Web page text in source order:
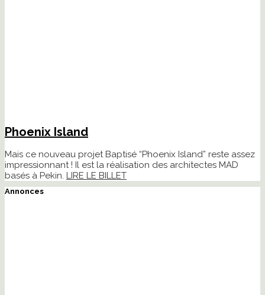
Phoenix Island
Mais ce nouveau projet Baptisé “Phoenix Island” reste assez
impressionnant ! Il est la réalisation des architectes MAD
basés à Pekin. LIRE LE BILLET
Annonces